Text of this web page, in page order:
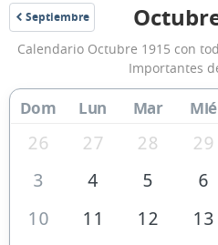
Septiembre
1915
de
Calendario Octubre 1915 con
Importantes
Dom Lun Mar Mié
26 27 28 29
3
4 5 6
10
11 12 13